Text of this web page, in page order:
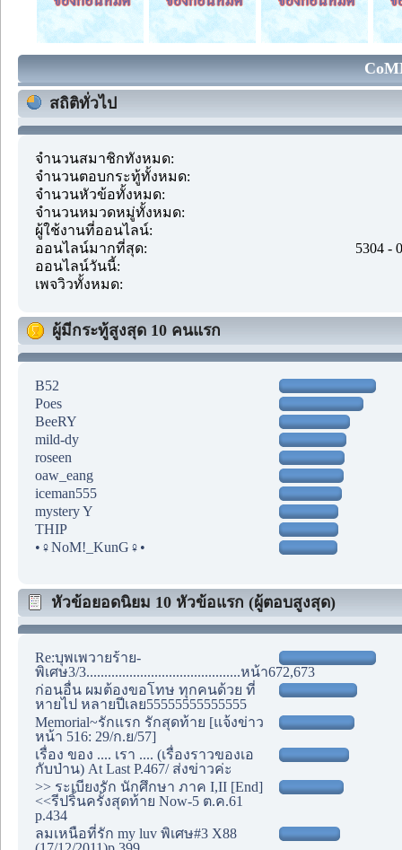
สถิติทั่วไป
จำนวนสมาชิกทั้งหมด:
จำนวนตอบกระทู้ทั้งหมด:
จำนวนหัวข้อทั้งหมด:
จำนวนหมวดหมู่ทั้งหมด:
ผู้ใช้งานที่ออนไลน์:
ออนไลน์มากที่สุด:
5304 -
ออนไลน์วันนี้:
เพจวิวทั้งหมด:
ผู้มีกระทู้สูงสุด 10 คนแรก
B52
Poes
BeeRY
mild-dy
roseen
oaw_eang
iceman555
mystery Y
THIP
•♀NoM!_KunG♀•
หัวข้อยอดนิยม 10 หัวข้อแรก (ผู้ตอบสูงสุด)
Re:บุพเพวายร้าย-
พิเศษ3/3...........................................หน้า672,673
ก่อนอื่น ผมต้องขอโทษ ทุกคนด้วย ที่
หายไป หลายปีเลย55555555555555
Memorial~รักแรก รักสุดท้าย [แจ้งข่าว
หน้า 516: 29/ก.ย/57]
เรื่อง ของ .... เรา .... (เรื่องราวของเอ
กับป่าน) At Last P.467/ ส่งข่าวค่ะ
>> ระเบียงรัก นักศึกษา ภาค I,II [End]
<<รีปริ้นครั้งสุดท้าย Now-5 ต.ค.61
p.434
ลมเหนือที่รัก my luv พิเศษ#3 X88